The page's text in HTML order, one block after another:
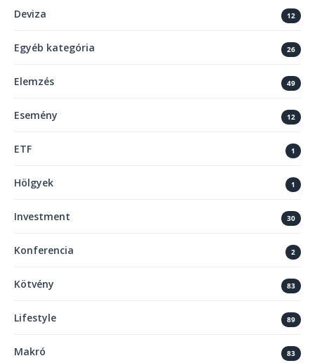
Deviza 12
Egyéb kategória 26
Elemzés 49
Esemény 12
ETF 1
Hölgyek 1
Investment 30
Konferencia 2
Kötvény 83
Lifestyle 89
Makró 83